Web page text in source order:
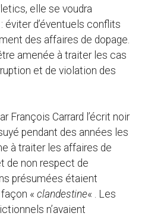
elle se voudra
éviter d’éventuels conflits
des affaires de dopage.
amenée à traiter les cas
et de violation des
François Carrard l’écrit noir
pendant des années les
à traiter les affaires de
de non respect de
présumées étaient
« clandestine« . Les
n’avaient